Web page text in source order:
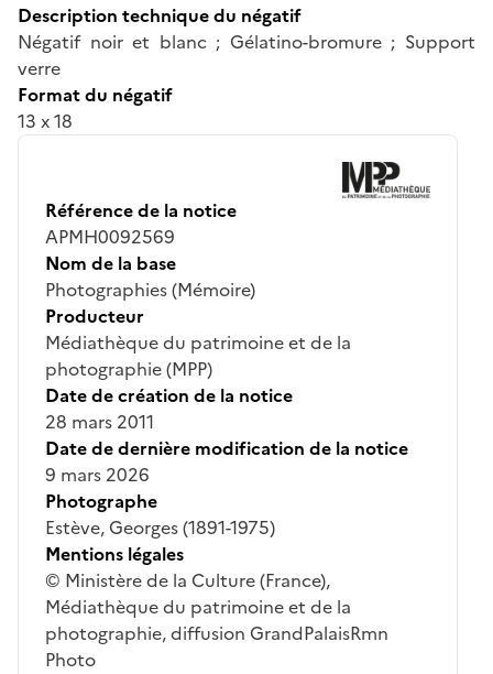
Description technique du négatif
Négatif noir et blanc ; Gélatino-bromure ; Support
verre
Format du négatif
13 x 18
Référence de la notice
APMH0092569
Nom de la base
Photographies (Mémoire)
Producteur
Médiathèque du patrimoine et de la
photographie (MPP)
Date de création de la notice
28 mars 2011
Date de dernière modification de la notice
9 mars 2026
Photographe
Estève, Georges (1891-1975)
Mentions légales
© Ministère de la Culture (France),
Médiathèque du patrimoine et de la
photographie, diffusion GrandPalaisRmn
Photo